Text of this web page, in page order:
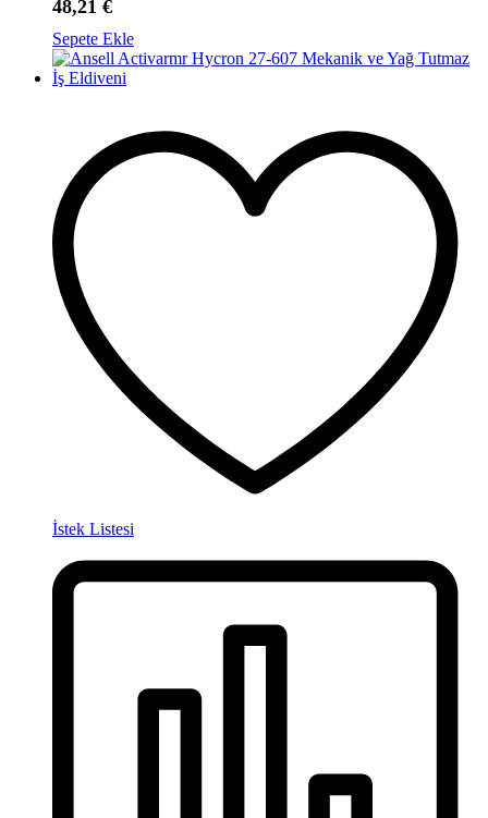
48,21 €
Sepete Ekle
İstek Listesi